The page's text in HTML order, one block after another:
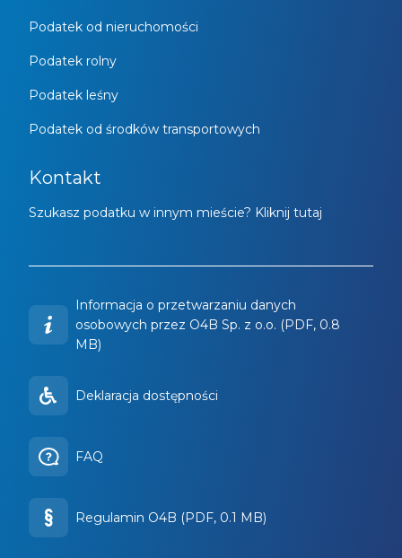
Podatek od nieruchomości
Podatek rolny
Podatek leśny
Podatek od środków transportowych
Kontakt
Szukasz podatku w innym mieście? Kliknij tutaj
Informacja o przetwarzaniu danych
osobowych przez O4B Sp. z o.o. (PDF, 0.8
MB)
Deklaracja dostępności
FAQ
Regulamin O4B (PDF, 0.1 MB)